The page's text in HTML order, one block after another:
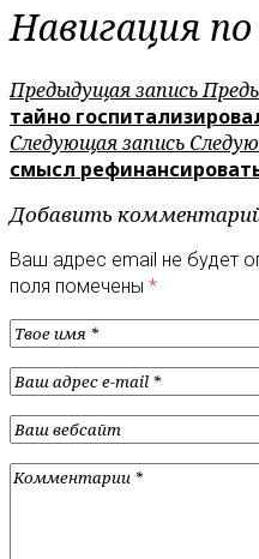
Навигация
Предыдущая запись
тайно
Следующая запись
смысл
Добавить
Ваш адрес email не будет
поля помечены *